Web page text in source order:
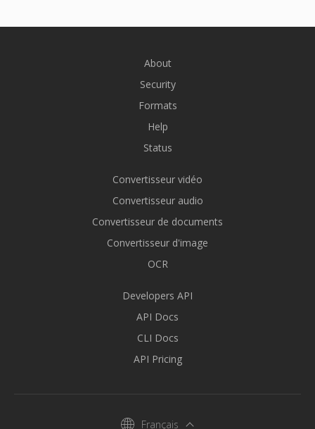
About
Security
Formats
Help
Status
Convertisseur vidéo
Convertisseur audio
Convertisseur de documents
Convertisseur d'image
OCR
Developers API
API Docs
CLI Docs
API Pricing
Français